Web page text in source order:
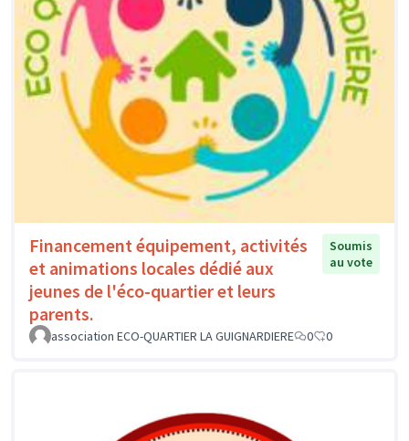
Financement équipement, activités
et animations locales dédié aux
jeunes de l'éco-quartier et leurs
parents.
Soumis
au vote
association ECO-QUARTIER LA GUIGNARDIERE 0 0